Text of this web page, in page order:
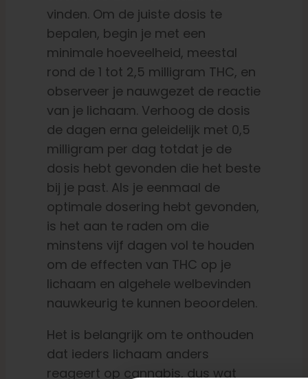
vinden. Om de juiste dosis te
bepalen, begin je met een
minimale hoeveelheid, meestal
rond de 1 tot 2,5 milligram THC, en
observeer je nauwgezet de reactie
van je lichaam. Verhoog de dosis
de dagen erna geleidelijk met 0,5
milligram per dag totdat je de
dosis hebt gevonden die het beste
bij je past. Als je eenmaal de
optimale dosering hebt gevonden,
is het aan te raden om die
minstens vijf dagen vol te houden
om de effecten van THC op je
lichaam en algehele welbevinden
nauwkeurig te kunnen beoordelen.
Het is belangrijk om te onthouden
dat ieders lichaam anders
reageert op cannabis, dus wat